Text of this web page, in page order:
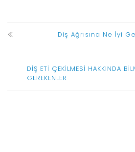
Diş Ağrısına Ne İyi
DİŞ ETİ ÇEKİLMESİ HAKKINDA
GEREKENLER